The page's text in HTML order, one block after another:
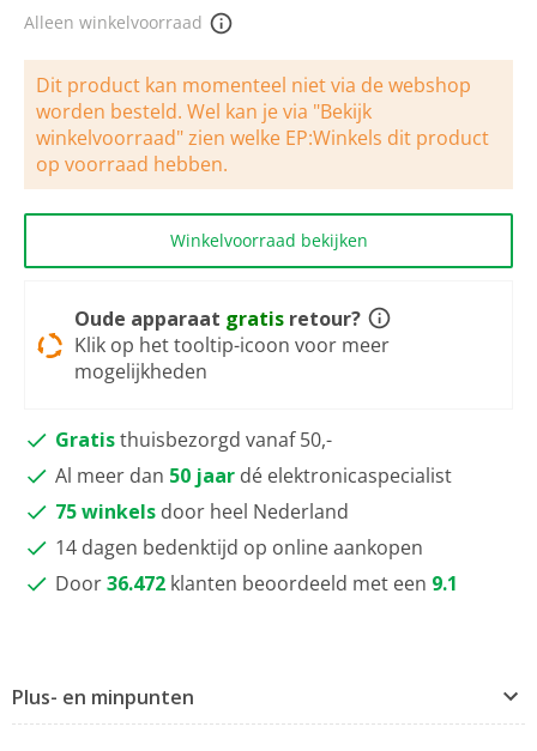
Alleen winkelvoorraad
Dit product kan momenteel niet via de webshop
worden besteld. Wel kan je via "Bekijk
winkelvoorraad" zien welke EP:Winkels dit product
op voorraad hebben.
Winkelvoorraad bekijken
Oude apparaat gratis retour?
Klik op het tooltip-icoon voor meer
mogelijkheden
Gratisthuisbezorgd vanaf 50,-
Al meer dan 50 jaar dé elektronicaspecialist
75 winkels door heel Nederland
14 dagen bedenktijd op online aankopen
Door36.472 klanten beoordeeld met een 9.1
Plus- en minpunten